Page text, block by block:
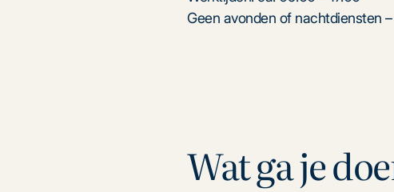
Geen avonden of nachtdiensten
Wat ga je